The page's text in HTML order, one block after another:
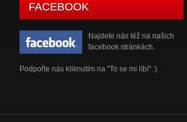
FACEBOOK
Najdete nás též na našich
facebook stránkách.
Podpořte nás kliknutím na "To se mi líbí" :)